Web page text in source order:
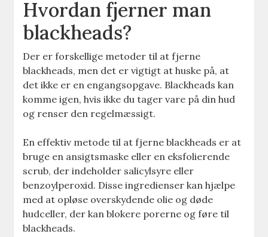
Hvordan fjerner man
blackheads?
Der er forskellige metoder til at fjerne
blackheads, men det er vigtigt at huske på, at
det ikke er en engangsopgave. Blackheads kan
komme igen, hvis ikke du tager vare på din hud
og renser den regelmæssigt.
En effektiv metode til at fjerne blackheads er at
bruge en ansigtsmaske eller en eksfolierende
scrub, der indeholder salicylsyre eller
benzoylperoxid. Disse ingredienser kan hjælpe
med at opløse overskydende olie og døde
hudceller, der kan blokere porerne og føre til
blackheads.